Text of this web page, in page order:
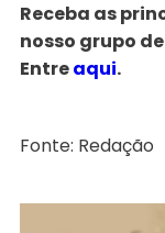
Receba as
nosso grupo
Entreaqui.
Fonte: Redação